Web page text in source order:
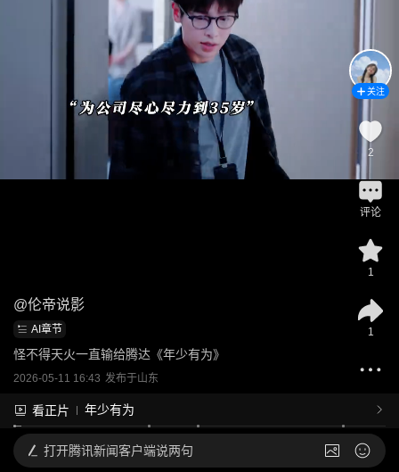
@伦帝说影
AI章节
怪不得天火一直输给腾达《年少有为》
2026-05-11 16:43 发布于山东
看正片 年少有为
关注
2
评论
1
1
打开腾讯新闻客户端说两句